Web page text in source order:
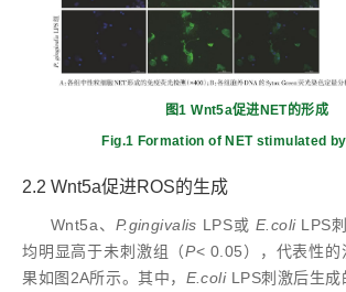
图1 Wnt5a促进NET的形成
Fig.1 Formation of NET stimulated
2.2 Wnt5a促进ROS的生成
Wnt5a、 P.gingivalis LPS或 E.coliLPS
均明显高于未刺激组（P< 0.05），代表性
果如图2A所示。其中， E.coliLPS刺激后生成